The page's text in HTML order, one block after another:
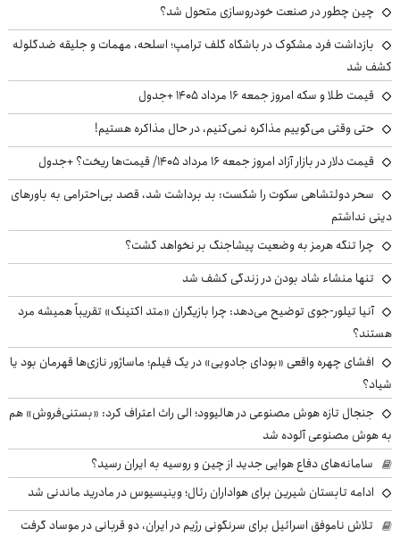
چین چطور در صنعت خودروسازی متحول شد؟
بازداشت فرد مشکوک در باشگاه گلف ترامپ؛ اسلحه، مهمات و جلیقه ضدگلوله
کشف شد
قیمت طلا و سکه امروز جمعه ۱۶ مرداد ۱۴۰۵ +جدول
حتی وقتی می‌گوییم مذاکره نمی‌کنیم، در حال مذاکره هستیم!
قیمت دلار در بازار آزاد امروز جمعه ۱۶ مرداد ۱۴۰۵/ قیمت‌ها ریخت؟ +جدول
سحر دولتشاهی سکوت را شکست: بد برداشت شد، قصد بی‌احترامی به باورهای
دینی نداشتم
چرا تنگه هرمز به وضعیت پیشاجنگ بر نخواهد گشت؟
تنها منشاء شاد بودن در زندگی کشف شد
آنیا تیلور-جوی توضیح می‌دهد: چرا بازیگران «متد اکتینگ» تقریباً همیشه مرد
هستند؟
افشای چهره واقعی «بودای جادویی» در یک فیلم؛ ماساژور نازی‌ها قهرمان بود یا
شیاد؟
جنجال تازه هوش مصنوعی در هالیوود؛ الی راث اعتراف کرد: «بستنی‌فروش» هم
به هوش مصنوعی آلوده شد
سامانه‌های دفاع هوایی جدید از چین و روسیه به ایران رسید؟
ادامه تابستان شیرین برای هواداران رئال؛ وینیسیوس در مادرید ماندنی شد
تلاش ناموفق اسرائیل برای سرنگونی رژیم در ایران، دو قربانی در موساد گرفت